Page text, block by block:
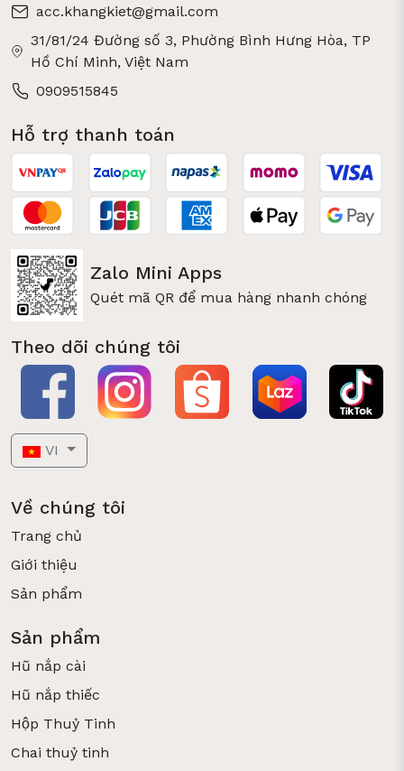
acc.khangkiet@gmail.com
31/81/24 Đường số 3, Phường Bình Hưng Hòa, TP
Hồ Chí Minh, Việt Nam
0909515845
Hỗ trợ thanh toán
Zalo Mini Apps
Quét mã QR để mua hàng nhanh chóng
Theo dõi chúng tôi
VI
Về chúng tôi
Trang chủ
Giới thiệu
Sản phẩm
Sản phẩm
Hũ nắp cài
Hũ nắp thiếc
Hộp Thuỷ Tinh
Chai thuỷ tinh